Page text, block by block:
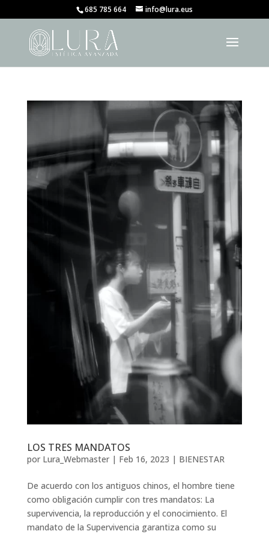
685 785 664 info@lura.eus
LOS TRES MANDATOS
por Lura_Webmaster| Feb 16, 2023 | BIENESTAR
De acuerdo con los antiguos chinos, el hombre tiene
como obligación cumplir con tres mandatos: La
supervivencia, la reproducción y el conocimiento. El
mandato de la Supervivencia garantiza como su